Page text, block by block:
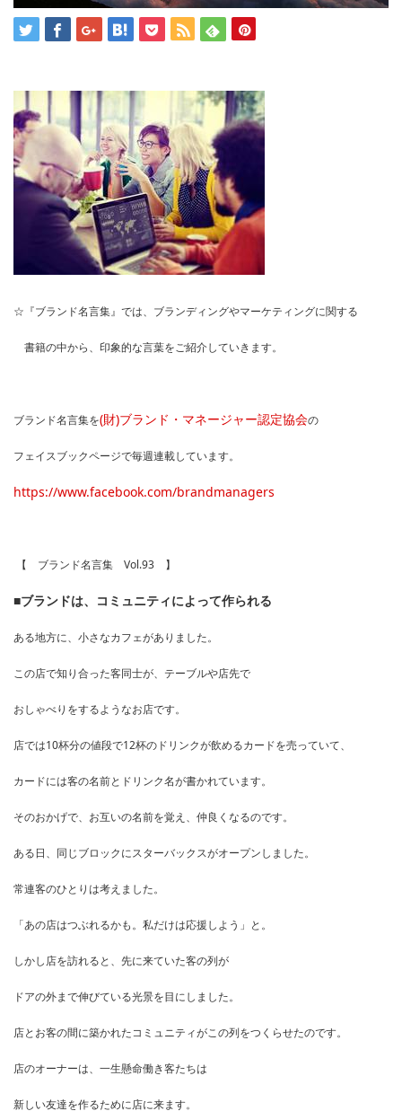
☆『ブランド名言集』では、ブランディングやマーケティングに関する
書籍の中から、印象的な言葉をご紹介していきます。
ブランド名言集を(財)ブランド・マネージャー認定協会の
フェイスブックページで毎週連載しています。
https://www.facebook.com/brandmanagers
【 ブランド名言集 Vol.93 】
■ブランドは、コミュニティによって作られる
ある地方に、小さなカフェがありました。
この店で知り合った客同士が、テーブルや店先で
おしゃべりをするようなお店です。
店では10杯分の値段で12杯のドリンクが飲めるカードを売っていて、
カードには客の名前とドリンク名が書かれています。
そのおかげで、お互いの名前を覚え、仲良くなるのです。
ある日、同じブロックにスターバックスがオープンしました。
常連客のひとりは考えました。
「あの店はつぶれるかも。私だけは応援しよう」と。
しかし店を訪れると、先に来ていた客の列が
ドアの外まで伸びている光景を目にしました。
店とお客の間に築かれたコミュニティがこの列をつくらせたのです。
店のオーナーは、一生懸命働き客たちは
新しい友達を作るために店に来ます。